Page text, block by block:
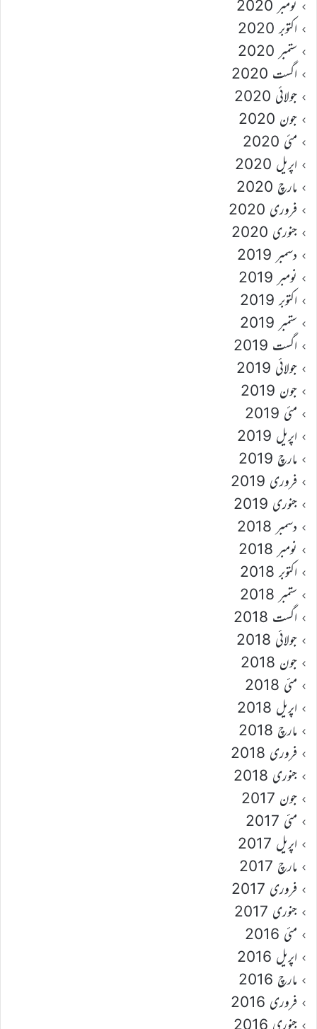
نومبر 2020
اکتوبر 2020
ستمبر 2020
اگست 2020
جولائی 2020
جون 2020
مئی 2020
اپریل 2020
مارچ 2020
فروری 2020
جنوری 2020
دسمبر 2019
نومبر 2019
اکتوبر 2019
ستمبر 2019
اگست 2019
جولائی 2019
جون 2019
مئی 2019
اپریل 2019
مارچ 2019
فروری 2019
جنوری 2019
دسمبر 2018
نومبر 2018
اکتوبر 2018
ستمبر 2018
اگست 2018
جولائی 2018
جون 2018
مئی 2018
اپریل 2018
مارچ 2018
فروری 2018
جنوری 2018
جون 2017
مئی 2017
اپریل 2017
مارچ 2017
فروری 2017
جنوری 2017
مئی 2016
اپریل 2016
مارچ 2016
فروری 2016
جنوری 2016